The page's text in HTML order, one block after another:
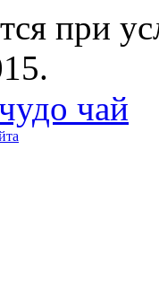
при
чай